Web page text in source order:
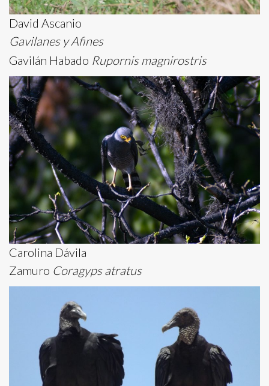
David Ascanio
Gavilanes y Afines
Gavilán Habado Rupornis magnirostris
Carolina Dávila
Zamuro Coragyps atratus